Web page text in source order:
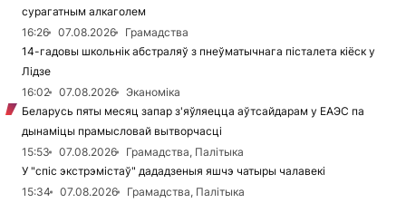
сурагатным алкаголем
16:26
07.08.2026
Грамадства
14-гадовы школьнік абстраляў з пнеўматычнага пісталета кіёск у
Лідзе
16:02
07.08.2026
Эканоміка
Беларусь пяты месяц запар з'яўляецца аўтсайдарам у ЕАЭС па
дынаміцы прамысловай вытворчасці
15:53
07.08.2026
Грамадства, Палітыка
У "спіс экстрэмістаў" дададзеныя яшчэ чатыры чалавекі
15:34
07.08.2026
Грамадства, Палітыка